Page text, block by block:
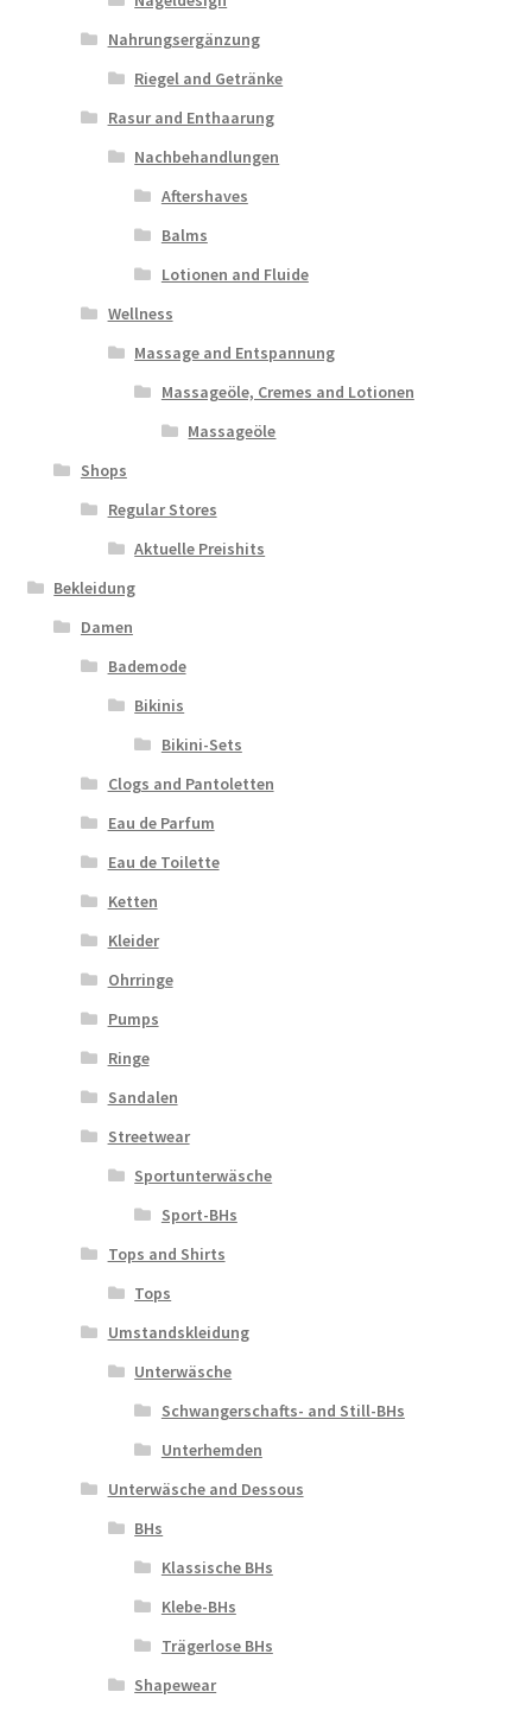
Nahrungsergänzung
Riegel and Getränke
Rasur and Enthaarung
Nachbehandlungen
Aftershaves
Balms
Lotionen and Fluide
Wellness
Massage and Entspannung
Massageöle, Cremes and Lotionen
Massageöle
Shops
Regular Stores
Aktuelle Preishits
Bekleidung
Damen
Bademode
Bikinis
Bikini-Sets
Clogs and Pantoletten
Eau de Parfum
Eau de Toilette
Ketten
Kleider
Ohrringe
Pumps
Ringe
Sandalen
Streetwear
Sportunterwäsche
Sport-BHs
Tops and Shirts
Tops
Umstandskleidung
Unterwäsche
Schwangerschafts- and Still-BHs
Unterhemden
Unterwäsche and Dessous
BHs
Klassische BHs
Klebe-BHs
Trägerlose BHs
Shapewear